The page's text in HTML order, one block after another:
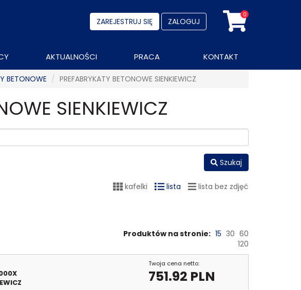
0
ZAREJESTRUJ SIĘ ZALOGUJ
AKTUALNOŚCI PRACA KONTAKT
BETONOWE PREFABRYKATY BETONOWE SIENKIEWICZ
SIENKIEWICZ
Szukaj
kafelki lista lista bez zdjęć
Produktów na stronie: 15 30 60
120
Twoja cena netto:
751.92 PLN